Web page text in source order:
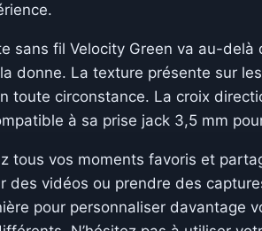
sans fil Velocity Green va au-
donne. La texture présente sur
toute circonstance. La croix
à sa prise jack 3,5 mm
tous vos moments favoris et
des vidéos ou prendre des
pour personnaliser davantage